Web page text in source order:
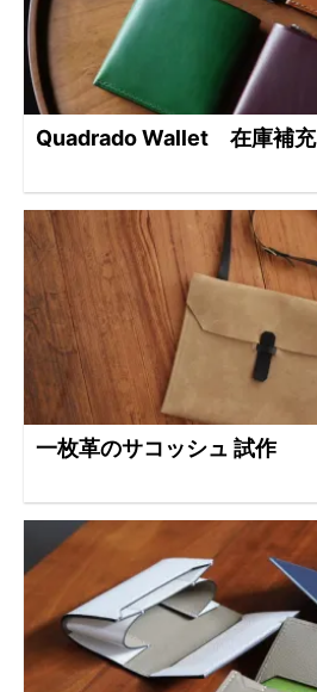
Quadrado Wallet 在庫補充
一枚革のサコッシュ 試作